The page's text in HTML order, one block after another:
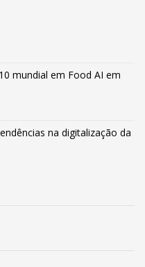
mundial em Food AI em
na digitalização da